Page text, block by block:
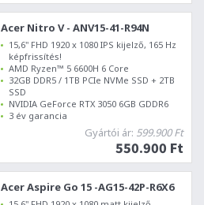
Acer Nitro V - ANV15-41-R94N
15,6" FHD 1920 x 1080 IPS kijelző, 165 Hz
képfrissítés!
AMD Ryzen™ 5 6600H 6 Core
32GB DDR5 / 1TB PCIe NVMe SSD + 2TB
SSD
NVIDIA GeForce RTX 3050 6GB GDDR6
3 év garancia
Gyártói ár: 599.900 Ft
550.900 Ft
Acer Aspire Go 15 -AG15-42P-R6X6